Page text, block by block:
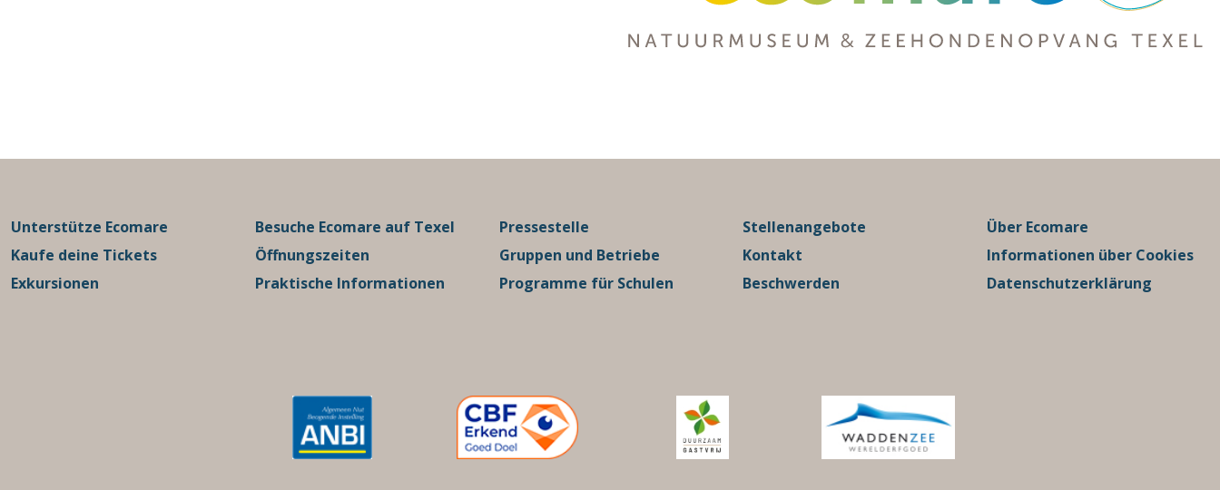
Unterstütze Ecomare
Kaufe deine Tickets
Exkursionen
Besuche Ecomare auf Texel
Öffnungszeiten
Praktische Informationen
Pressestelle
Gruppen und Betriebe
Programme für Schulen
Stellenangebote
Kontakt
Beschwerden
Über Ecomare
Informationen über Cookies
Datenschutzerklärung